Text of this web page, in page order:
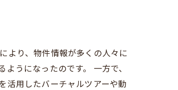
より、物件情報が多くの人々に
うになったのです。 一方で、
活用したバーチャルツアーや動